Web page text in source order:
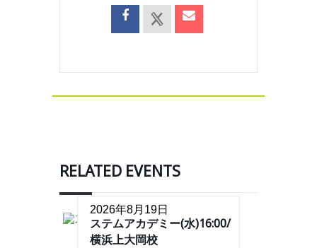
RELATED EVENTS
2026年8月19日
ステムアカデミー(水)16:00/
横浜上大岡校